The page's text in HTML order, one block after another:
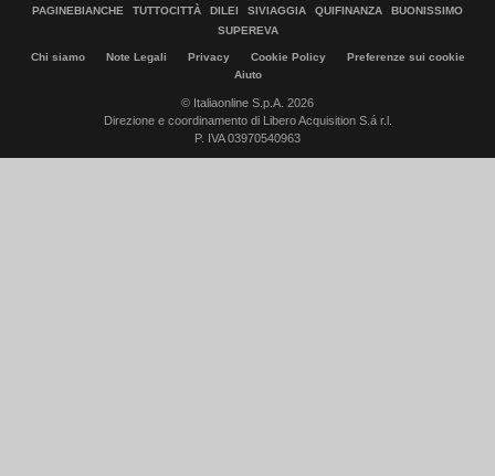
PAGINEBIANCHE
TUTTOCITTÀ DILEI SIVIAGGIA QUIFINANZA
BUONISSIMO
SUPEREVA
Chi siamo Note Legali Privacy Cookie Policy
Preferenze sui cookie
Aiuto
© Italiaonline S.p.A. 2026
Direzione e coordinamento di Libero Acquisition S.á r.l.
P. IVA 03970540963